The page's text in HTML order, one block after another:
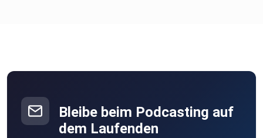
Bleibe beim Podcasting auf
dem Laufenden